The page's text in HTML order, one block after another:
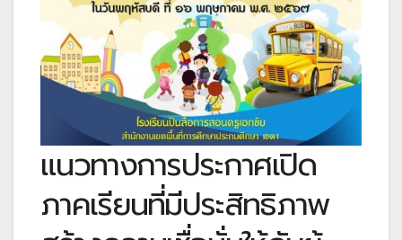
แนวทางการประกาศเปิด
ภาคเรียนที่มีประสิทธิภาพ